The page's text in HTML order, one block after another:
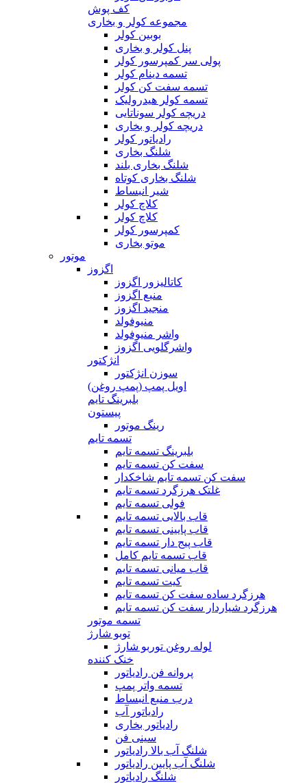
کف پوش
مجموعه کولر و بخاری
بوبین کولر
پنل کولر و بخاری
پولی سر کمپرسور کولر
تسمه دینام کولر
تسمه سفت کن کولر
تسمه کولر هیدرولیک
دریچه کولر سوناتایی
دریچه کولر و بخاری
رادیاتور کولر
شلنگ بخاری
شلنگ بخاری بلند
شلنگ بخاری کوتاه
شیر انبساط
کلاچ کولر
کلاچ کولر
کمپرسور کولر
موتو بخاری
موتور
اگزوز
کاتالیزور اگزوز
منبع اگزوز
منجید اگزوز
منیوفولد
واشر منیوفولد
واشرگلویی اگزوز
انژکتور
سوزن انژکتور
اویل پمپ (پمپ روغن)
بلبرینگ تایم
پیستون
رینگ موتور
تسمه تایم
بلبرینگ تسمه تایم
سفت کن تسمه تایم
سفت کن تسمه تایم شاخکدار
غلتک هرزگرد تسمه تایم
فولی تسمه تایم
قاب بالایی تسمه تایم
قاب پایینی تسمه تایم
قاب پیج دار تسمه تایم
قاب تسمه تایم کامل
قاب میانی تسمه تایم
کیت تسمه تایم
هرزگرد ساده سفت کن تسمه تایم
هرزگرد شیاردار سفت کن تسمه تایم
تسمه موتور
توبو شارژ
لوله روغن توربو شارژ
خنک کننده
پروانه فن رادیاتور
تسمه واتر پمپ
درب منبع انبساط
رادیاتور آب
رادیاتور بخاری
سینی فن
شلنگ آب بالا رادیاتور
شلنگ آب پایین رادیاتور
شلنگ رادیاتور